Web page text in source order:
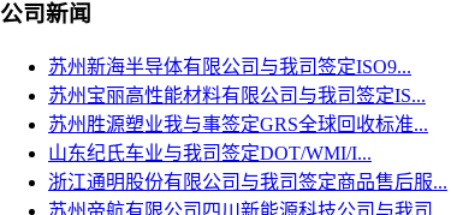
公司新闻
苏州新海半导体有限公司与我司签定ISO9...
苏州宝丽高性能材料有限公司与我司签定IS...
苏州胜源塑业我与事签定GRS全球回收标准...
山东纪氏车业与我司签定DOT/WMI/I...
浙江通明股份有限公司与我司签定商品售后服...
苏州帝航有限公司四川新能源科技公司与我司...